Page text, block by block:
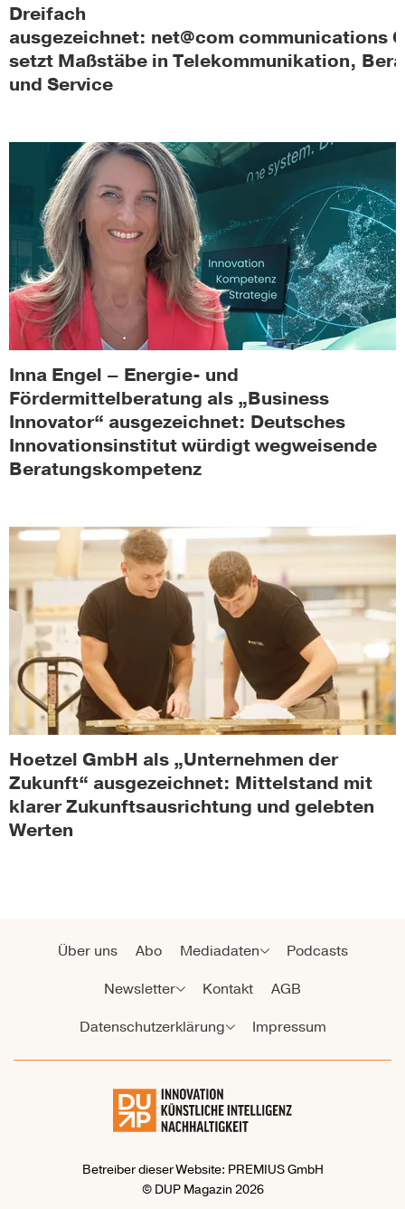
Dreifach
ausgezeichnet: net@com communications
setzt Maßstäbe in Telekommunikation,
und Service
Inna Engel – Energie- und
Fördermittelberatung als „Business
Innovator“ ausgezeichnet: Deutsches
Innovationsinstitut würdigt wegweisende
Beratungskompetenz
Hoetzel GmbH als „Unternehmen der
Zukunft“ ausgezeichnet: Mittelstand mit
klarer Zukunftsausrichtung und gelebten
Werten
Über uns Abo Mediadaten
Podcasts
Newsletter
Kontakt
AGB
Datenschutzerklärung
Impressum
Betreiber dieser Website: PREMIUS GmbH
© DUP Magazin 2026